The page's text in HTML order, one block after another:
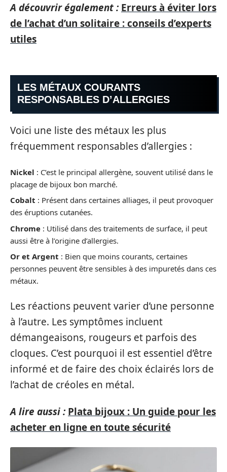
A découvrir également : Erreurs à éviter lors
de l’achat d’un solitaire : conseils d’experts
utiles
LES MÉTAUX COURANTS
RESPONSABLES D’ALLERGIES
Voici une liste des métaux les plus
fréquemment responsables d’allergies :
Nickel : C’est le principal allergène, souvent utilisé dans le
placage de bijoux bon marché.
Cobalt : Présent dans certaines alliages, il peut provoquer
des éruptions cutanées.
Chrome : Utilisé dans des traitements de surface, il peut
aussi être à l’origine d’allergies.
Or et Argent : Bien que moins courants, certaines
personnes peuvent être sensibles à des impuretés dans ces
métaux.
Les réactions peuvent varier d’une personne
à l’autre. Les symptômes incluent
démangeaisons, rougeurs et parfois des
cloques. C’est pourquoi il est essentiel d’être
informé et de faire des choix éclairés lors de
l’achat de créoles en métal.
A lire aussi : Plata bijoux : Un guide pour les
acheter en ligne en toute sécurité